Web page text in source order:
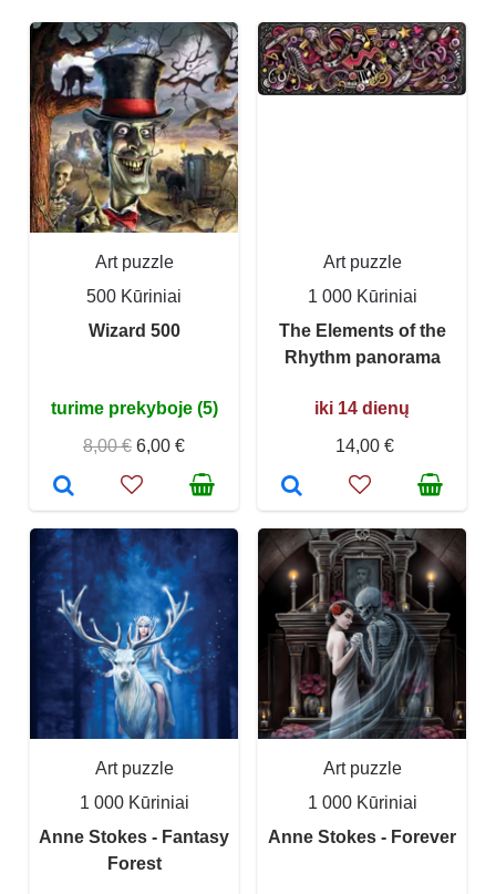
Art puzzle
500 Kūriniai
Wizard 500
turime prekyboje (5)
8,00 € 6,00 €
Art puzzle
1 000 Kūriniai
The Elements of the
Rhythm panorama
iki 14 dienų
14,00 €
Art puzzle
1 000 Kūriniai
Anne Stokes - Fantasy
Forest
Art puzzle
1 000 Kūriniai
Anne Stokes - Forever